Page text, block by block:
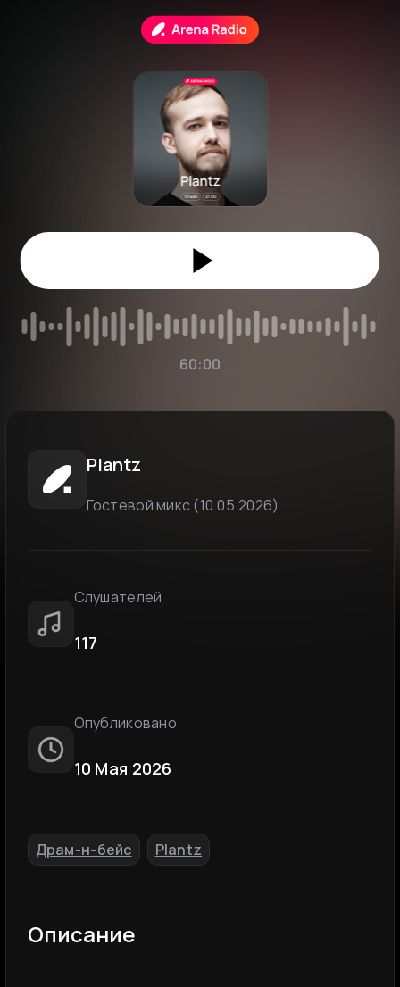
60:00
Plantz
Гостевой микс (10.05.2026)
Слушателей
117
Опубликовано
10 Мая 2026
Драм-н-бейс Plantz
Описание